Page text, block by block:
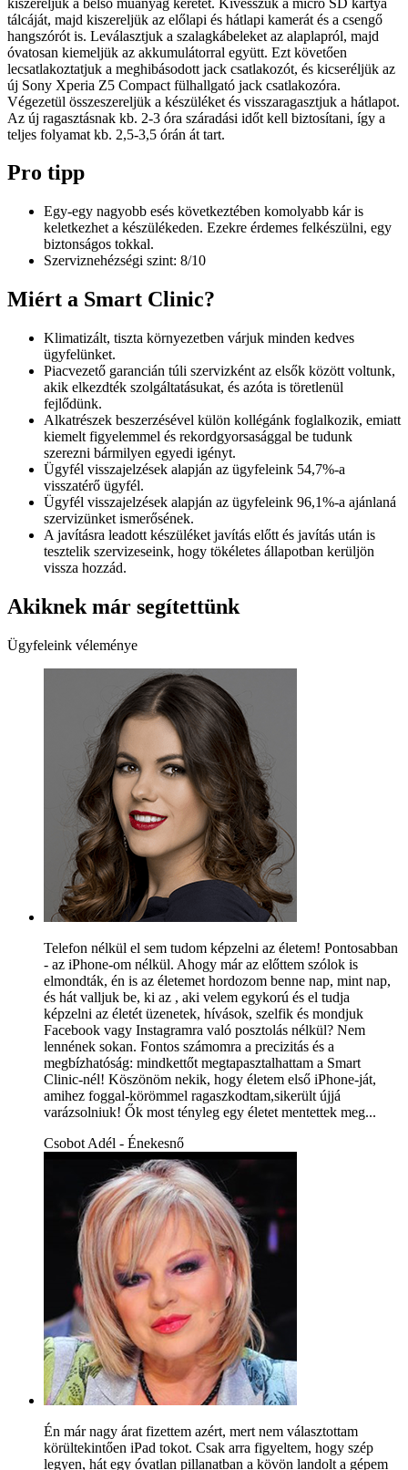
tálcáját, majd kiszereljük az előlapi és hátlapi kamerát és a csengő
hangszórót is. Leválasztjuk a szalagkábeleket az alaplapról, majd
óvatosan kiemeljük az akkumulátorral együtt. Ezt követően
lecsatlakoztatjuk a meghibásodott jack csatlakozót, és kicseréljük az
új Sony Xperia Z5 Compact fülhallgató jack csatlakozóra.
Végezetül összeszereljük a készüléket és visszaragasztjuk a hátlapot.
Az új ragasztásnak kb. 2-3 óra száradási időt kell biztosítani, így a
teljes folyamat kb. 2,5-3,5 órán át tart.
Pro tipp
Egy-egy nagyobb esés következtében komolyabb kár is
keletkezhet a készülékeden. Ezekre érdemes felkészülni, egy
biztonságos tokkal.
Szerviznehézségi szint: 8/10
Miért a Smart Clinic?
Klimatizált, tiszta környezetben várjuk minden kedves
ügyfelünket.
Piacvezető garancián túli szervizként az elsők között voltunk,
akik elkezdték szolgáltatásukat, és azóta is töretlenül
fejlődünk.
Alkatrészek beszerzésével külön kollégánk foglalkozik, emiatt
kiemelt figyelemmel és rekordgyorsasággal be tudunk
szerezni bármilyen egyedi igényt.
Ügyfél visszajelzések alapján az ügyfeleink 54,7%-a
visszatérő ügyfél.
Ügyfél visszajelzések alapján az ügyfeleink 96,1%-a ajánlaná
szervizünket ismerősének.
A javításra leadott készüléket javítás előtt és javítás után is
tesztelik szervizeseink, hogy tökéletes állapotban kerüljön
vissza hozzád.
Akiknek már segítettünk
Ügyfeleink véleménye
Telefon nélkül el sem tudom képzelni az életem! Pontosabban
- az iPhone-om nélkül. Ahogy már az előttem szólok is
elmondták, én is az életemet hordozom benne nap, mint nap,
és hát valljuk be, ki az , aki velem egykorú és el tudja
képzelni az életét üzenetek, hívások, szelfik és mondjuk
Facebook vagy Instagramra való posztolás nélkül? Nem
lennének sokan. Fontos számomra a precizitás és a
megbízhatóság: mindkettőt megtapasztalhattam a Smart
Clinic-nél! Köszönöm nekik, hogy életem első iPhone-ját,
amihez foggal-körömmel ragaszkodtam,sikerült újjá
varázsolniuk! Ők most tényleg egy életet mentettek meg...
Csobot Adél - Énekesnő
Én már nagy árat fizettem azért, mert nem választottam
körültekintően iPad tokot. Csak arra figyeltem, hogy szép
legyen, hát egy óvatlan pillanatban a kövön landolt a gépem